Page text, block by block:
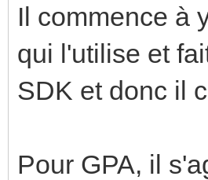
Il commence à
qui l'utilise et
SDK et donc il
Pour GPA, il